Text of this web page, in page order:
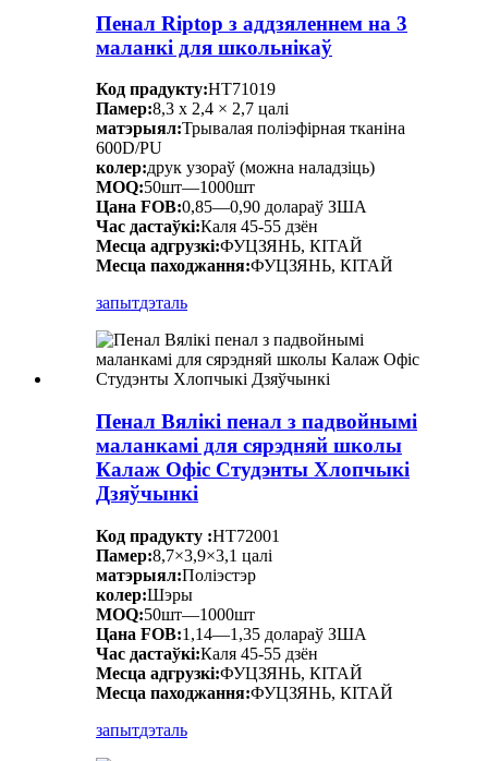
Пенал Riptop з аддзяленнем на 3
маланкі для школьнікаў
Код прадукту:HT71019
Памер:8,3 х 2,4 × 2,7 цалі
матэрыял:Трывалая поліэфірная тканіна
600D/PU
колер:друк узораў (можна наладзіць)
MOQ:50шт—1000шт
Цана FOB:0,85—0,90 долараў ЗША
Час дастаўкі:Каля 45-55 дзён
Месца адгрузкі:ФУЦЗЯНЬ, КІТАЙ
Месца паходжання:ФУЦЗЯНЬ, КІТАЙ
запытдэталь
Пенал Вялікі пенал з падвойнымі
маланкамі для сярэдняй школы
Калаж Офіс Студэнты Хлопчыкі
Дзяўчынкі
Код прадукту :HT72001
Памер:8,7×3,9×3,1 цалі
матэрыял:Поліэстэр
колер:Шэры
MOQ:50шт—1000шт
Цана FOB:1,14—1,35 долараў ЗША
Час дастаўкі:Каля 45-55 дзён
Месца адгрузкі:ФУЦЗЯНЬ, КІТАЙ
Месца паходжання:ФУЦЗЯНЬ, КІТАЙ
запытдэталь